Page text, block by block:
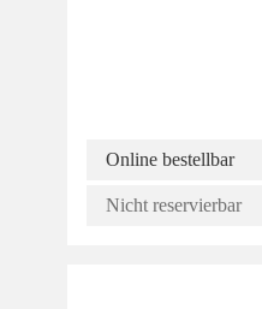
Online bestellbar
Nicht reservierbar